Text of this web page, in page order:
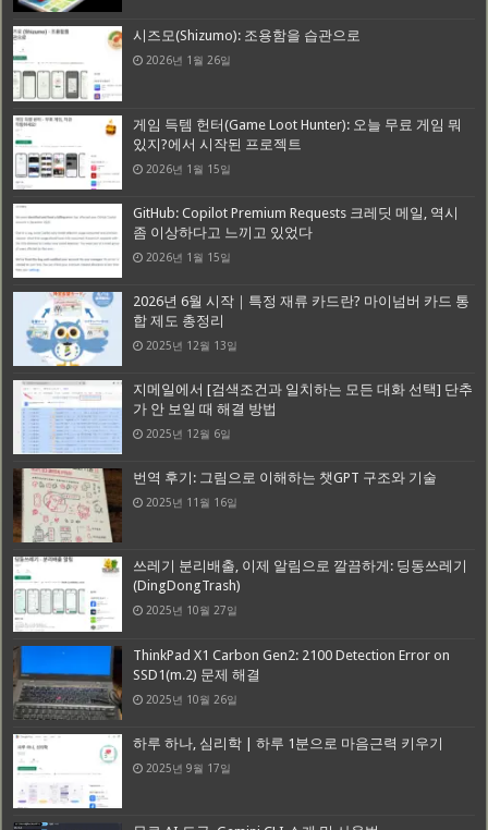
시즈모(Shizumo): 조용함을 습관으로
2026년 1월 26일
게임 득템 헌터(Game Loot Hunter): 오늘 무료 게임 뭐
있지?에서 시작된 프로젝트
2026년 1월 15일
GitHub: Copilot Premium Requests 크레딧 메일, 역시
좀 이상하다고 느끼고 있었다
2026년 1월 15일
2026년 6월 시작｜특정 재류 카드란? 마이넘버 카드 통
합 제도 총정리
2025년 12월 13일
지메일에서 [검색조건과 일치하는 모든 대화 선택] 단추
가 안 보일 때 해결 방법
2025년 12월 6일
번역 후기: 그림으로 이해하는 챗GPT 구조와 기술
2025년 11월 16일
쓰레기 분리배출, 이제 알림으로 깔끔하게: 딩동쓰레기
(DingDongTrash)
2025년 10월 27일
ThinkPad X1 Carbon Gen2: 2100 Detection Error on
SSD1(m.2) 문제 해결
2025년 10월 26일
하루 하나, 심리학 | 하루 1분으로 마음근력 키우기
2025년 9월 17일